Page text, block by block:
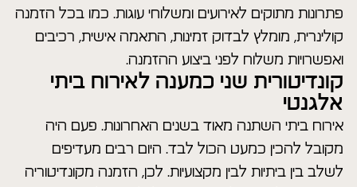
פתרונות מתוקים לאירועים ומשלוחי עוגות. כמו בכל הזמנה
קולינרית, מומלץ לבדוק זמינות, התאמה אישית, רכיבים
ואפשרויות משלוח לפני ביצוע ההזמנה.
קונדיטורית שני כמענה לאירוח ביתי
אלגנטי
אירוח ביתי השתנה מאוד בשנים האחרונות. פעם היה
מקובל להכין כמעט הכול לבד. היום רבים מעדיפים
לשלב בין ביתיות לבין מקצועיות. לכן, הזמנה מקונדיטוריה